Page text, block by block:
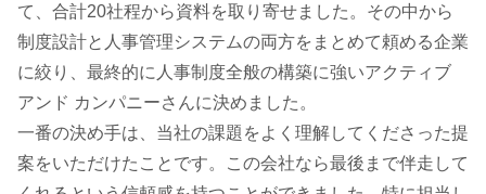
て、合計20社程から資料を取り寄せました。その中から
制度設計と人事管理システムの両方をまとめて頼める企業
に絞り、最終的に人事制度全般の構築に強いアクティブ
アンド カンパニーさんに決めました。
一番の決め手は、当社の課題をよく理解してくださった提
案をいただけたことです。この会社なら最後まで伴走して